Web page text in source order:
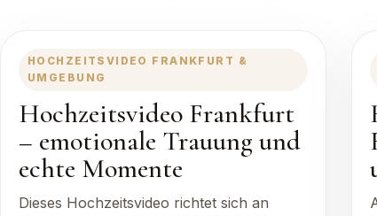
HOCHZEITSVIDEO FRANKFURT &
UMGEBUNG
Hochzeitsvideo Frankfurt
– emotionale Trauung und
echte Momente
Dieses Hochzeitsvideo richtet sich an